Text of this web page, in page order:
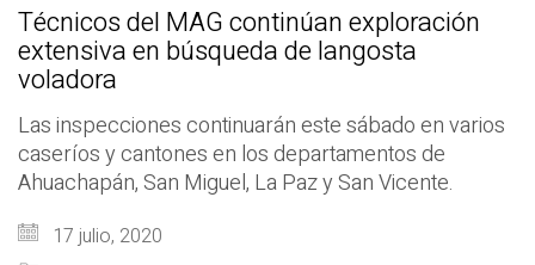
Técnicos del MAG continúan exploración
extensiva en búsqueda de langosta
voladora
Las inspecciones continuarán este sábado en varios
caseríos y cantones en los departamentos de
Ahuachapán, San Miguel, La Paz y San Vicente.
17 julio, 2020